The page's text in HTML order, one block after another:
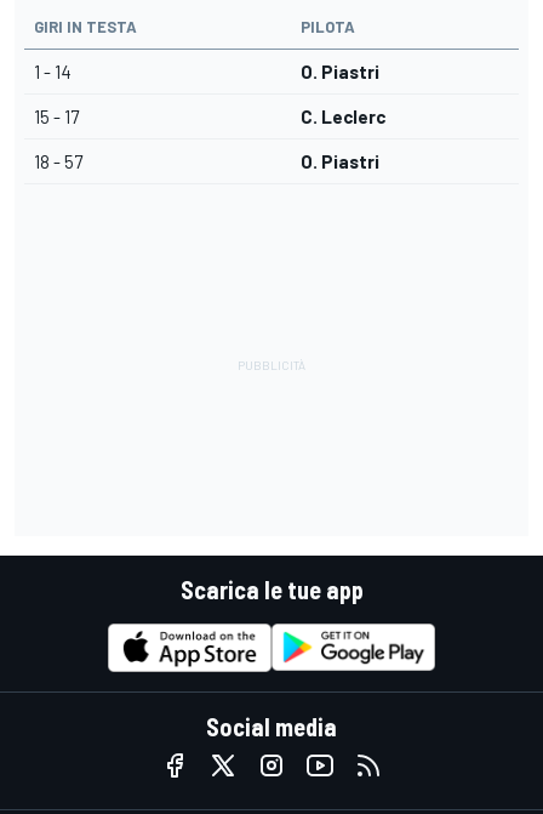
GIRI IN TESTA PILOTA
1 - 14 O. Piastri
15 - 17 C. Leclerc
18 - 57 O. Piastri
Scarica le tue app
Social media